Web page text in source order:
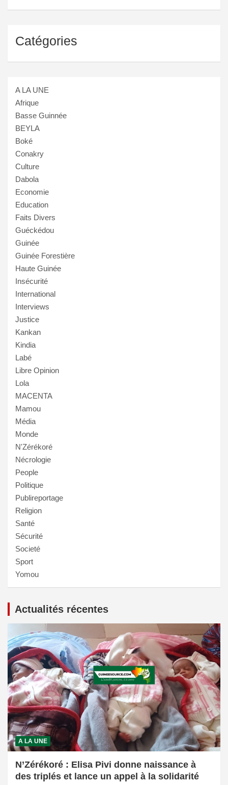
Catégories
A LA UNE
Afrique
Basse Guinnée
BEYLA
Boké
Conakry
Culture
Dabola
Economie
Education
Faits Divers
Guéckédou
Guinée
Guinée Forestière
Haute Guinée
Insécurité
International
Interviews
Justice
Kankan
Kindia
Labé
Libre Opinion
Lola
MACENTA
Mamou
Média
Monde
N'Zérékoré
Nécrologie
People
Politique
Publireportage
Religion
Santé
Sécurité
Societé
Sport
Yomou
Actualités récentes
A LA UNE
N’Zérékoré : Elisa Pivi donne naissance à
des triplés et lance un appel à la solidarité